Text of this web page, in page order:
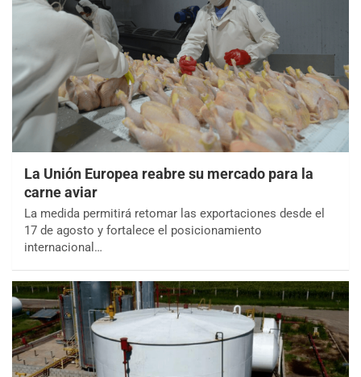
La Unión Europea reabre su mercado para la
carne aviar
La medida permitirá retomar las exportaciones desde el
17 de agosto y fortalece el posicionamiento
internacional…